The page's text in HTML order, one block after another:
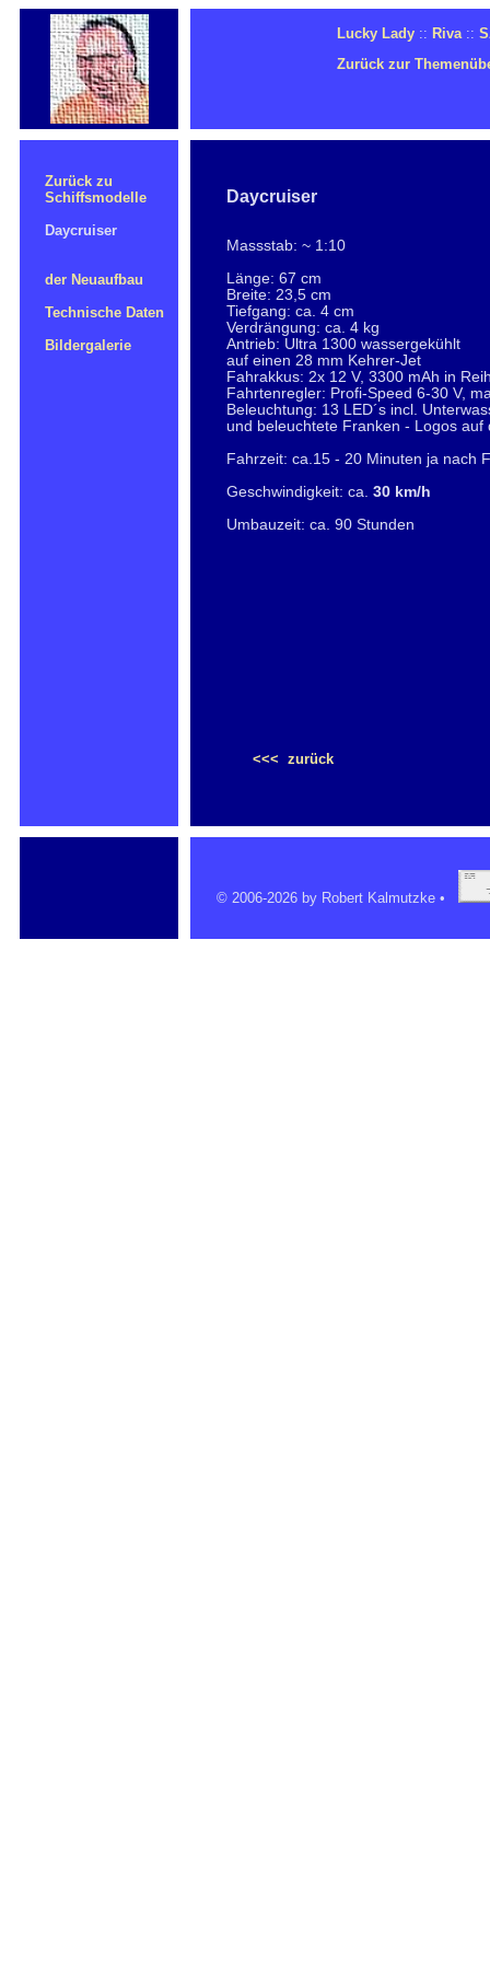
Lucky Lady :: Riva::
Zurück zur
Zurück zu
Schiffsmodelle
Daycruiser
der Neuaufbau
Technische Daten
Bildergalerie
Daycruiser
Massstab: ~ 1:10
Länge: 67 cm
Breite: 23,5 cm
Tiefgang: ca. 4 cm
Verdrängung: ca. 4 kg
Antrieb: Ultra 1300 wassergekühlt
auf einen 28 mm Kehrer-Jet
Fahrakkus: 2x 12 V, 3300 mAh in
Fahrtenregler: Profi-Speed 6-30 V,
Beleuchtung: 13 LED´s incl.
und beleuchtete Franken - Logos auf
Fahrzeit: ca.15 - 20 Minuten ja nach
Geschwindigkeit: ca. 30 km/h
Umbauzeit: ca. 90 Stunden
<<< zurück
© 2006-2026 by Robert Kalmutzke •